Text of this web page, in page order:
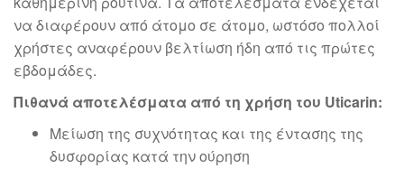
να διαφέρουν από άτομο σε άτομο, ωστόσο πολλοί
χρήστες αναφέρουν βελτίωση ήδη από τις πρώτες
εβδομάδες.
Πιθανά αποτελέσματα από τη χρήση του Uticarin:
Μείωση της συχνότητας και της έντασης της
δυσφορίας κατά την ούρηση